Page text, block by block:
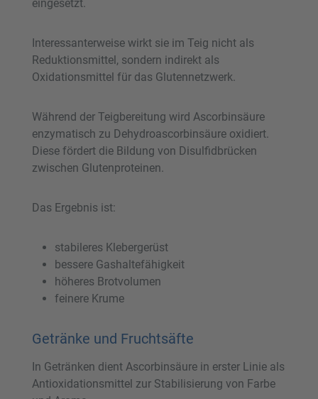
eingesetzt.
Interessanterweise wirkt sie im Teig nicht als
Reduktionsmittel, sondern indirekt als
Oxidationsmittel für das Glutennetzwerk.
Während der Teigbereitung wird Ascorbinsäure
enzymatisch zu Dehydroascorbinsäure oxidiert.
Diese fördert die Bildung von Disulfidbrücken
zwischen Glutenproteinen.
Das Ergebnis ist:
stabileres Klebergerüst
bessere Gashaltefähigkeit
höheres Brotvolumen
feinere Krume
Getränke und Fruchtsäfte
In Getränken dient Ascorbinsäure in erster Linie als
Antioxidationsmittel zur Stabilisierung von Farbe